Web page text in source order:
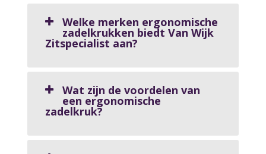
Welke merken ergonomische
zadelkrukken biedt Van Wijk
Zitspecialist aan?
Wat zijn de voordelen van
een ergonomische
zadelkruk?